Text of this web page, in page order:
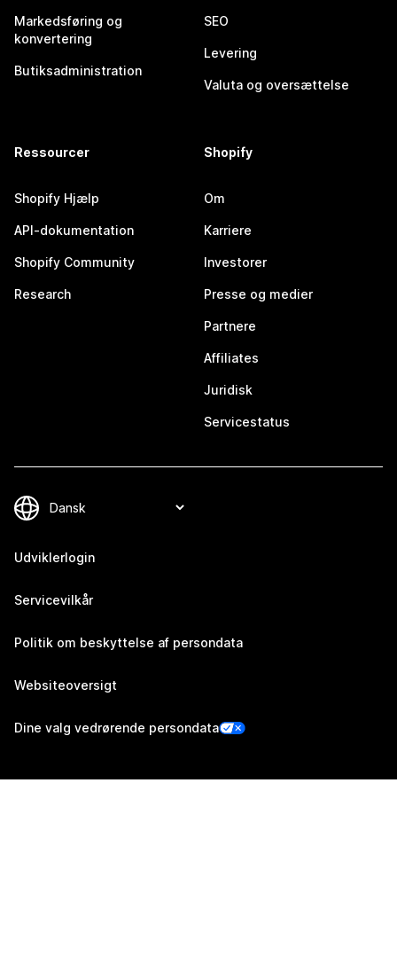
Markedsføring og
konvertering
Butiksadministration
SEO
Levering
Valuta og oversættelse
Ressourcer
Shopify Hjælp
API-dokumentation
Shopify Community
Research
Shopify
Om
Karriere
Investorer
Presse og medier
Partnere
Affiliates
Juridisk
Servicestatus
Udviklerlogin
Servicevilkår
Politik om beskyttelse af persondata
Websiteoversigt
Dine valg vedrørende persondata